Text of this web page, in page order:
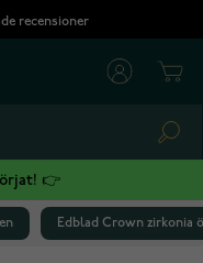
recensioner
👉
Edblad Crown zirkonia